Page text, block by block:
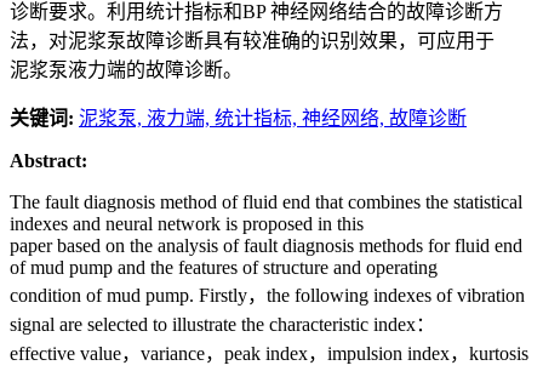
诊断要求。利用统计指标和BP 神经网络结合的故障诊断方
法，对泥浆泵故障诊断具有较准确的识别效果，可应用于
泥浆泵液力端的故障诊断。
关键词: 泥浆泵, 液力端, 统计指标, 神经网络, 故障诊断
Abstract:
The fault diagnosis method of fluid end that combines the statistical
indexes and neural network is proposed in this
paper based on the analysis of fault diagnosis methods for fluid end
of mud pump and the features of structure and operating
condition of mud pump. Firstly，the following indexes of vibration
signal are selected to illustrate the characteristic index：
effective value，variance，peak index，impulsion index，kurtosis